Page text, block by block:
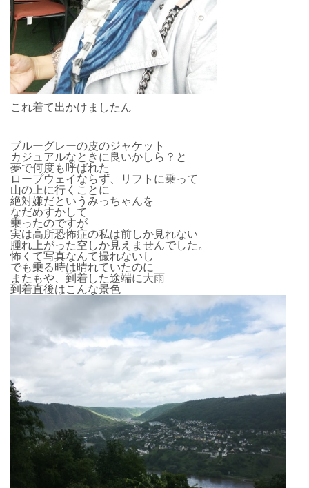
これ着て出かけましたん
ブルーグレーの皮のジャケット
カジュアルなときに良いかしら？と
夢で何度も呼ばれた
ロープウェイならず、リフトに乗って
山の上に行くことに
絶対嫌だというみっちゃんを
なだめすかして
乗ったのですが
実は高所恐怖症の私は前しか見れない
腫れ上がった空しか見えませんでした。
怖くて写真なんて撮れないし
でも乗る時は晴れていたのに
またもや、到着した途端に大雨
到着直後はこんな景色